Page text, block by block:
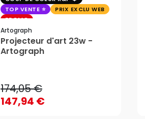
TOP VENTE
PRIX EXCLU WEB
PROMO
Artograph
Projecteur d'art 23w -
Artograph
174,05 €
147,94 €
174,05 €
AJOUTER AU PANIER